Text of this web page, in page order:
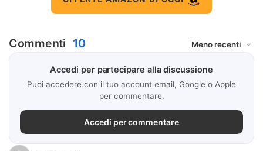
Commenti 10
Accedi per partecipare alla discussione
Puoi accedere con il tuo account email, Google o Apple
per commentare.
Accedi per commentare